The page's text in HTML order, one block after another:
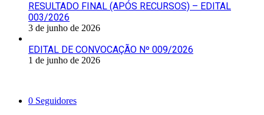
RESULTADO FINAL (APÓS RECURSOS) – EDITAL
003/2026
3 de junho de 2026
EDITAL DE CONVOCAÇÃO Nº 009/2026
1 de junho de 2026
0 Seguidores